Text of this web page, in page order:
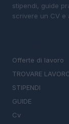
stipendi, guide
scrivere un CV e
Offerte di lavoro
TROVARE
STIPENDI
GUIDE
Cv